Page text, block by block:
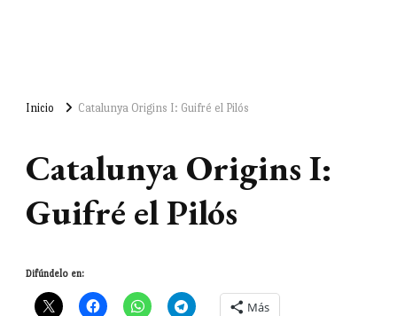
Inicio Catalunya Origins I: Guifré el Pilós
Catalunya Origins I:
Guifré el Pilós
Difúndelo en:
Más